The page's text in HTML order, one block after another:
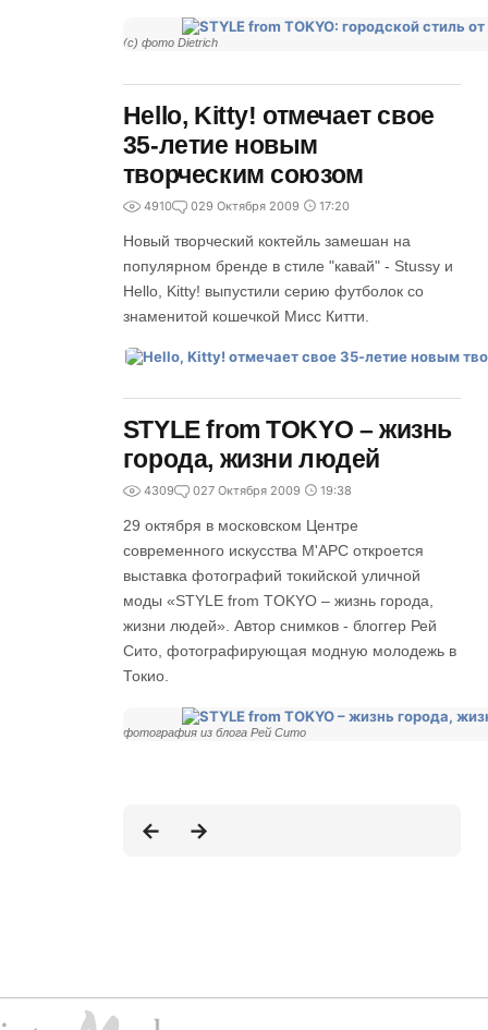
(c) фото Dietrich
Hello, Kitty! отмечает свое
35-летие новым
творческим союзом
4910 029 Октября 2009 17:20
Новый творческий коктейль замешан на
популярном бренде в стиле "кавай" - Stussy и
Hello, Kitty! выпустили серию футболок со
знаменитой кошечкой Мисс Китти.
STYLE from TOKYO – жизнь
города, жизни людей
4309 027 Октября 2009 19:38
29 октября в московском Центре
современного искусства М'АРС откроется
выставка фотографий токийской уличной
моды «STYLE from TOKYO – жизнь города,
жизни людей». Автор снимков - блоггер Рей
Сито, фотографирующая модную молодежь в
Токио.
фотография из блога Рей Сито